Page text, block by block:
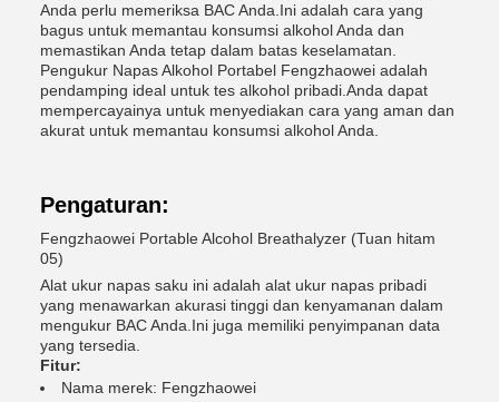
Anda perlu memeriksa BAC Anda.Ini adalah cara yang
bagus untuk memantau konsumsi alkohol Anda dan
memastikan Anda tetap dalam batas keselamatan.
Pengukur Napas Alkohol Portabel Fengzhaowei adalah
pendamping ideal untuk tes alkohol pribadi.Anda dapat
mempercayainya untuk menyediakan cara yang aman dan
akurat untuk memantau konsumsi alkohol Anda.
Pengaturan:
Fengzhaowei Portable Alcohol Breathalyzer (Tuan hitam
05)
Alat ukur napas saku ini adalah alat ukur napas pribadi
yang menawarkan akurasi tinggi dan kenyamanan dalam
mengukur BAC Anda.Ini juga memiliki penyimpanan data
yang tersedia.
Fitur:
Nama merek: Fengzhaowei